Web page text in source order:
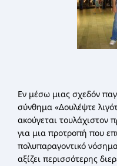
Εν μέσω μιας σχεδόν
σύνθημα «Δουλέψτε
ακούγεται τουλάχιστον
για μια προτροπή που
πολυπαραγοντικό
αξίζει περισσότερης